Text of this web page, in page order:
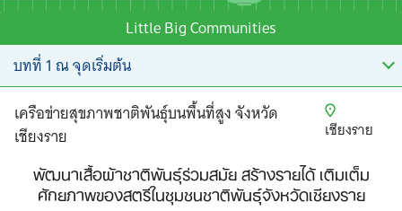
Little Big Communities
เครือข่ายสุขภาพชาติพันธุ์บนพื้นที่สูง จังหวัด
เชียงราย
เชียงราย
พัฒนาเสื้อผ้าชาติพันธุ์ร่วมสมัย สร้างรายได้ เติมเต็ม
ศักยภาพของสตรีในชุมชนชาติพันธุ์จังหวัดเชียงราย